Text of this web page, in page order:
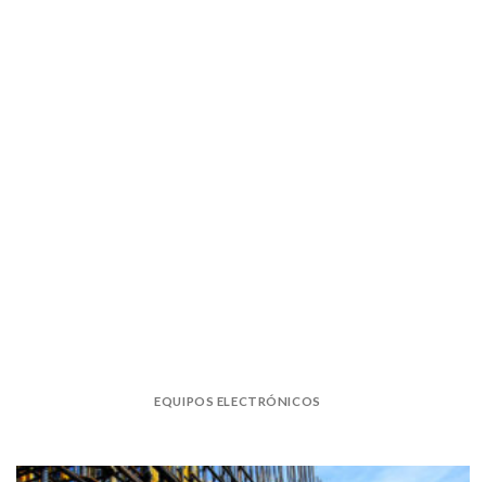
EQUIPOS ELECTRÓNICOS